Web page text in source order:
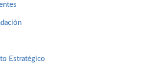
Estratégico